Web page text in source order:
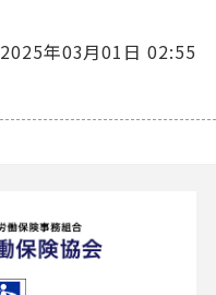
2025年03月01日 02:55